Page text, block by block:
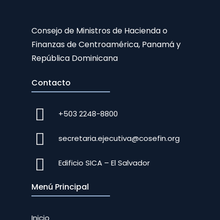
Consejo de Ministros de Hacienda o
Finanzas de Centroamérica, Panamá y
República Dominicana
Contacto
+503 2248-8800
secretaria.ejecutiva@cosefin.org
Edificio SICA – El Salvador
Menú Principal
Inicio